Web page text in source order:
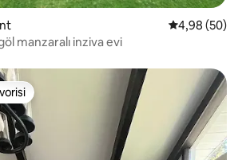
5 üzerinden
4,98 (50)
manzaralı inziva evi
en beğenilenler arasında